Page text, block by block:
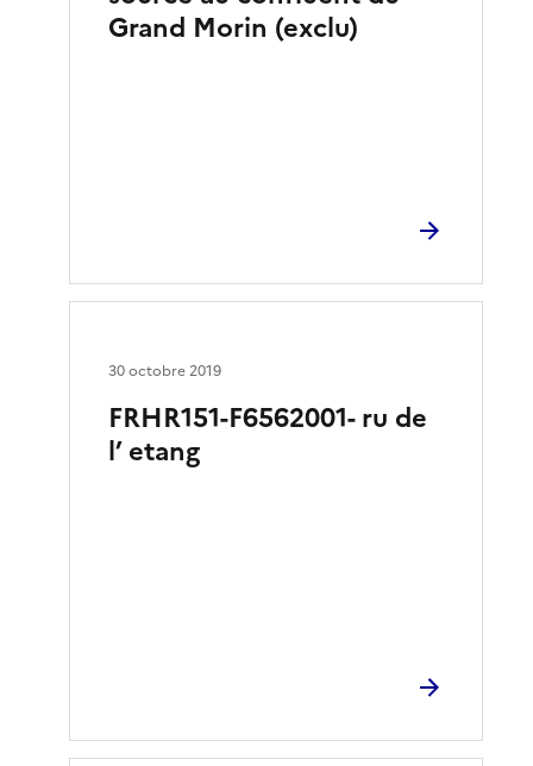
Grand Morin (exclu)
FRHR151-F6562001- ru de
l’ etang
30 octobre 2019